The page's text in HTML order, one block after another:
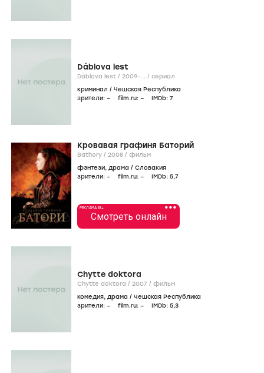
Dáblova lest
Dáblova lest / 2009-... / сериал
криминал / Чешская Республика
зрители: – film.ru: – IMDb: 7
Кровавая графиня Баторий
Bathory / 2008 / фильм
фэнтези, драма / Словакия
зрители: – film.ru: – IMDb: 5,7
•••
РЕКЛАМА 18+
Смотреть онлайн
Chytte doktora
Chytte doktora / 2007 / фильм
комедия, драма / Чешская Республика
зрители: – film.ru: – IMDb: 5,3